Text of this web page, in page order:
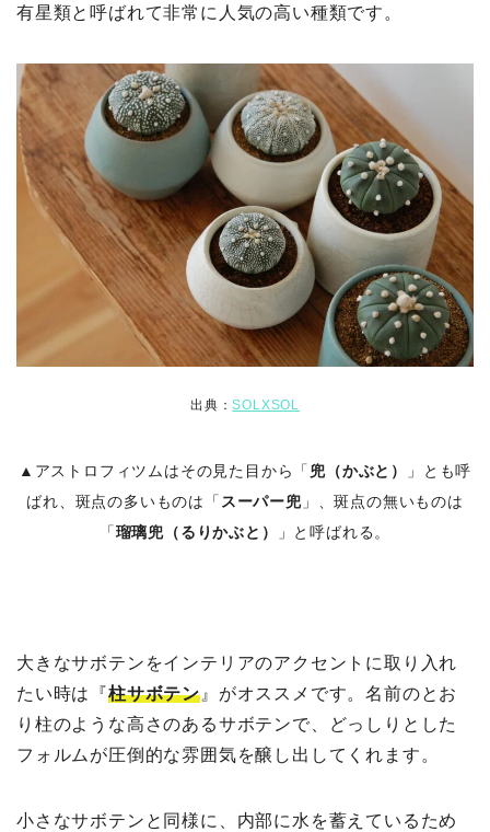
有星類と呼ばれて非常に人気の高い種類です。
出典：SOLXSOL
▲アストロフィツムはその見た目から「 兜（かぶと）
」とも呼
ばれ、斑点の多いものは「 スーパー兜」、斑点の無いものは
「瑠璃兜（るりかぶと） 」と呼ばれる。
大きなサボテンをインテリアのアクセントに取り入れ
たい時は『柱サボテン 』がオススメです。名前のとお
り柱のような高さのあるサボテンで、どっしりとした
フォルムが圧倒的な雰囲気を醸し出してくれます。
小さなサボテンと同様に、内部に水を蓄えているため